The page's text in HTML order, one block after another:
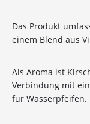
Das Produkt
einem Blend aus
Als Aroma ist
Verbindung mit
für Wasserpfeifen.